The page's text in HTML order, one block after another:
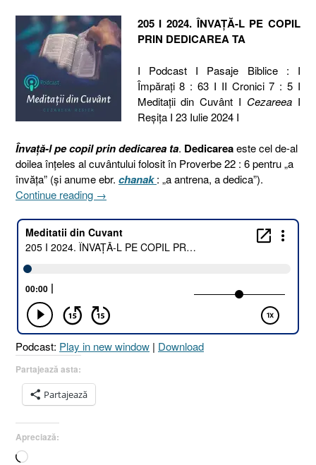
205 I 2024. ÎNVAȚĂ-L PE COPIL
PRIN DEDICAREA TA
I Podcast I Pasaje Biblice : I
Împărați 8 : 63 I II Cronici 7 : 5 I
Meditaţii din Cuvânt I Cezareea I
Reşiţa I 23 Iulie 2024 I
Învață-l pe copil prin dedicarea ta. Dedicareaeste cel de-al
doilea înțeles al cuvântului folosit în Proverbe 22 : 6 pentru „a
învăța” (și anume ebr. chanak : „a antrena, a dedica”).
Continue reading „205
2024.
ÎNVAȚĂ-
L
DEDICAREA
TA
[1
→
Podcast: Play in new window | Download
Partajează asta:
Partajează
Apreciază:
Încarc...